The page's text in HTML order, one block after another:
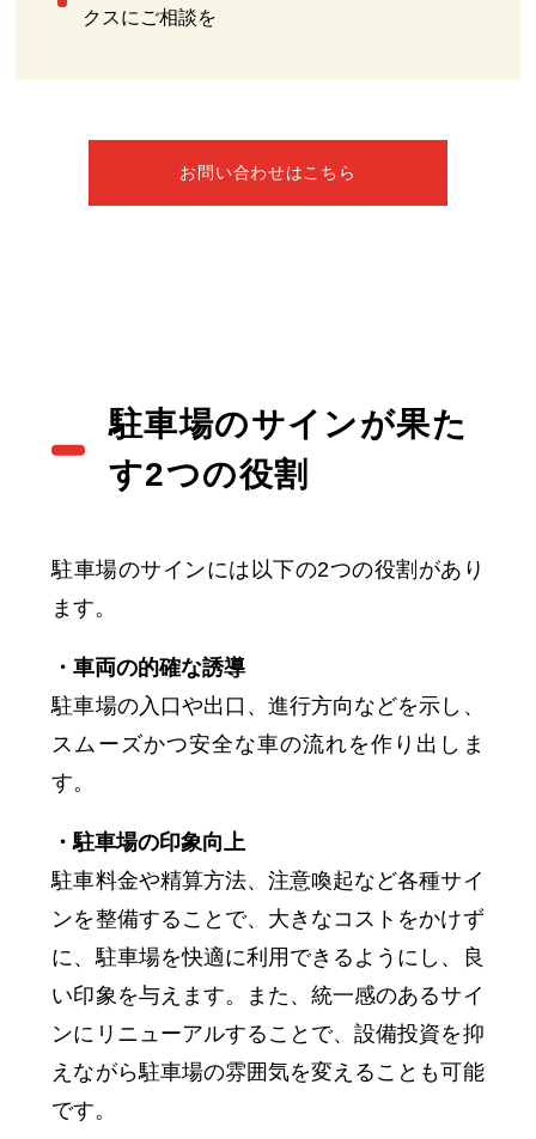
クスにご相談を
お問い合わせはこちら
駐車場のサインが果た
す2つの役割
駐車場のサインには以下の2つの役割があり
ます。
・車両の的確な誘導
駐車場の入口や出口、進行方向などを示し、
スムーズかつ安全な車の流れを作り出しま
す。
・駐車場の印象向上
駐車料金や精算方法、注意喚起など各種サイ
ンを整備することで、大きなコストをかけず
に、駐車場を快適に利用できるようにし、良
い印象を与えます。また、統一感のあるサイ
ンにリニューアルすることで、設備投資を抑
えながら駐車場の雰囲気を変えることも可能
です。